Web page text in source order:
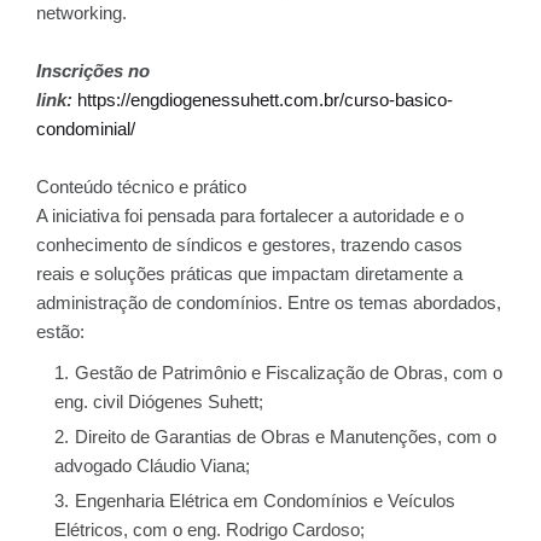
networking.
Inscrições no
link: https://engdiogenessuhett.com.br/curso-basico-
condominial/
Conteúdo técnico e prático
A iniciativa foi pensada para fortalecer a autoridade e o
conhecimento de síndicos e gestores, trazendo casos
reais e soluções práticas que impactam diretamente a
administração de condomínios. Entre os temas abordados,
estão:
Gestão de Patrimônio e Fiscalização de Obras, com o
eng. civil Diógenes Suhett;
Direito de Garantias de Obras e Manutenções, com o
advogado Cláudio Viana;
Engenharia Elétrica em Condomínios e Veículos
Elétricos, com o eng. Rodrigo Cardoso;